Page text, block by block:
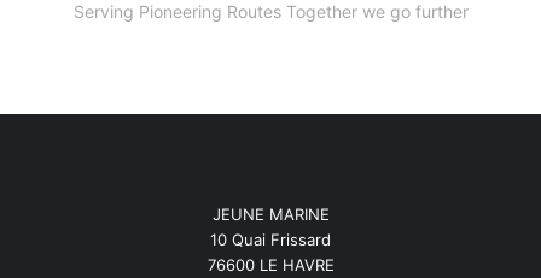
Serving Pioneering Routes Together we go further
JEUNE MARINE
10 Quai Frissard
76600 LE HAVRE